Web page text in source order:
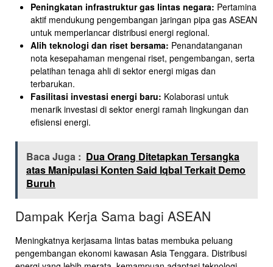
Peningkatan infrastruktur gas lintas negara: Pertamina
aktif mendukung pengembangan jaringan pipa gas ASEAN
untuk memperlancar distribusi energi regional.
Alih teknologi dan riset bersama: Penandatanganan
nota kesepahaman mengenai riset, pengembangan, serta
pelatihan tenaga ahli di sektor energi migas dan
terbarukan.
Fasilitasi investasi energi baru: Kolaborasi untuk
menarik investasi di sektor energi ramah lingkungan dan
efisiensi energi.
Baca Juga : Dua Orang Ditetapkan Tersangka
atas Manipulasi Konten Said Iqbal Terkait Demo
Buruh
Dampak Kerja Sama bagi ASEAN
Meningkatnya kerjasama lintas batas membuka peluang
pengembangan ekonomi kawasan Asia Tenggara. Distribusi